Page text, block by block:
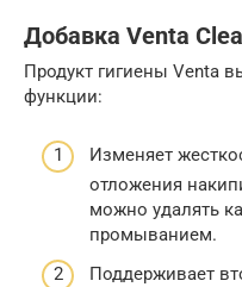
Добавка Venta
Продукт гигиены Venta
функции:
Изменяет
отложения
можно удалять
промыванием.
Поддерживает